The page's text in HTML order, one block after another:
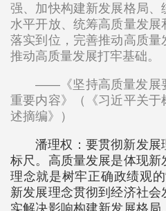
强、加快构建新发展格局
水平开放、统筹高质量发
落实到位，完善推动高质
推动高质量发展打牢基础。
——《坚持高质量发展
重要内容》（《习近平关
述摘编》）
潘理权：要贯彻新发展
标尺。高质量发展是体现
理念就是树牢正确政绩观的
新发展理念贯彻到经济社
实解决影响构建新发展格